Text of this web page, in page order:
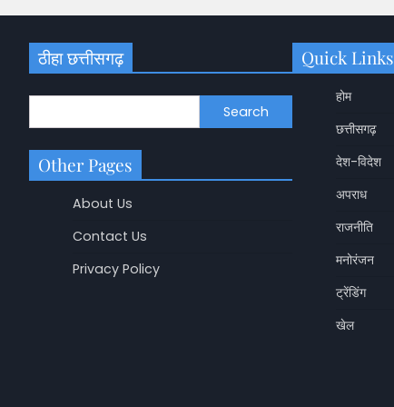
ठीहा छत्तीसगढ़
Search
Other Pages
About Us
Contact Us
Privacy Policy
Quick Links
होम
छत्तीसगढ़
देश-विदेश
अपराध
राजनीति
मनोरंजन
ट्रेंडिंग
खेल
छत्तीसगढ़